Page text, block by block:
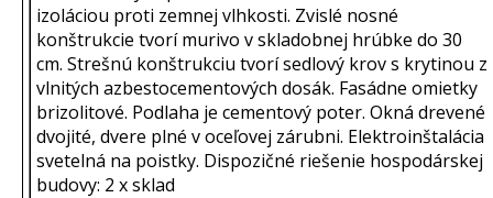
izoláciou proti zemnej vlhkosti. Zvislé nosné
konštrukcie tvorí murivo v skladobnej hrúbke do 30
cm. Strešnú konštrukciu tvorí sedlový krov s krytinou z
vlnitých azbestocementových dosák. Fasádne omietky
brizolitové. Podlaha je cementový poter. Okná drevené
dvojité, dvere plné v oceľovej zárubni. Elektroinštalácia
svetelná na poistky. Dispozičné riešenie hospodárskej
budovy: 2 x sklad